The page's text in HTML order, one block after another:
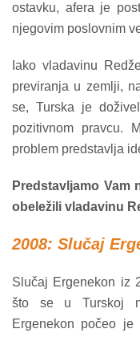
ostavku, afera je
njegovim poslovnim
Iako vladavinu
previranja u zemlji,
se, Turska je
pozitivnom pravcu.
problem predstavlja
Predstavljamo
obeležili vladavinu
2008: Slučaj
Slučaj Ergenekon iz
što se u Turskoj
Ergenekon počeo